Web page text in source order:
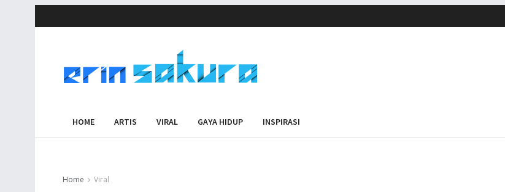
HOME ARTIS VIRAL GAYA HIDUP INSPIRASI
Home Viral